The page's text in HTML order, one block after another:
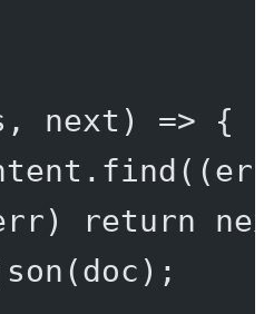
, next ) => {
find ((
return
(doc);